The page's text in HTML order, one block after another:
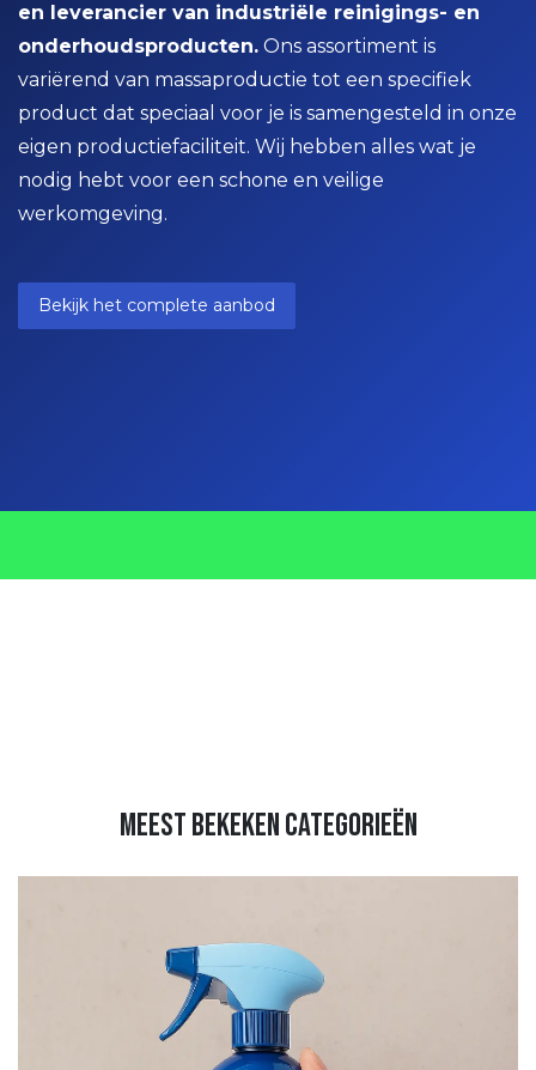
en leverancier van industriële reinigings- en
onderhoudsproducten. Ons assortiment is
variërend van massaproductie tot een specifiek
product dat speciaal voor je is samengesteld in onze
eigen productiefaciliteit. Wij hebben alles wat je
nodig hebt voor een schone en veilige
werkomgeving.
Bekijk het complete aanbod
meest bekeken categorieën